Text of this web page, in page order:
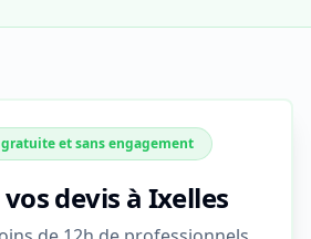
et sans engagement
vos devis à Ixelles